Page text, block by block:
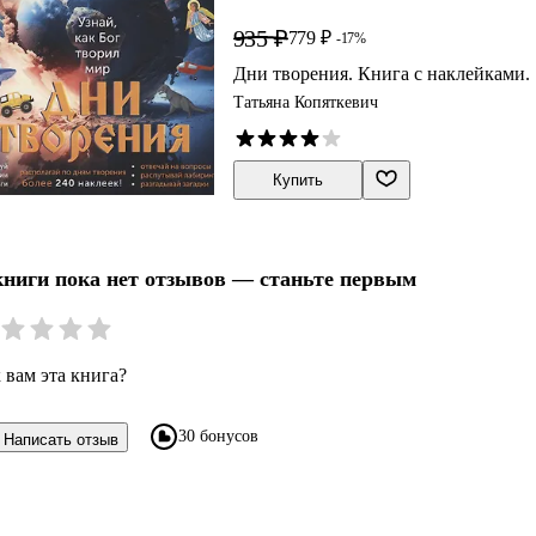
935 ₽779 ₽ -17%
Дни творения. Книга с наклейками.
Татьяна Копяткевич
Купить
пока нет отзывов — станьте первым
эта книга?
отзыв 30 бонусов